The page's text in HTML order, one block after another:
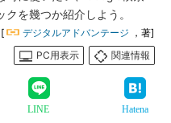
を幾つか紹介しよう。
[ デジタルアドバンテージ ，著]
PC用表示
関連情報
LINE Hatena